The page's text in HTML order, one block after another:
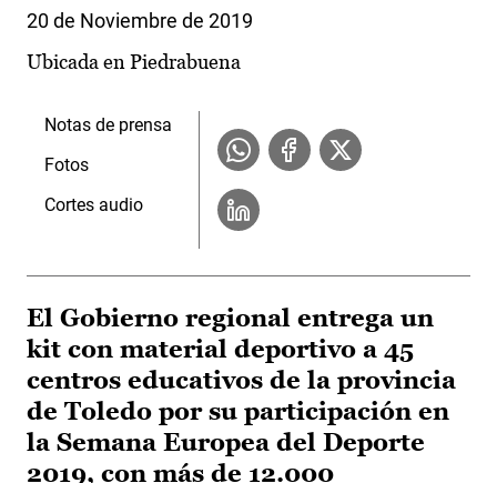
20 de Noviembre de 2019
Ubicada en Piedrabuena
Notas de prensa
Fotos
Cortes audio
El Gobierno regional entrega un
kit con material deportivo a 45
centros educativos de la provincia
de Toledo por su participación en
la Semana Europea del Deporte
2019, con más de 12.000